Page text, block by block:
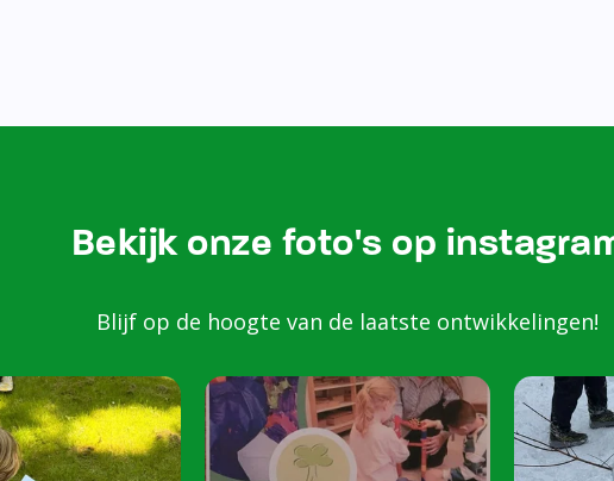
Bekijk onze foto's op
Blijf op de hoogte van de laatste ontwikkelingen!